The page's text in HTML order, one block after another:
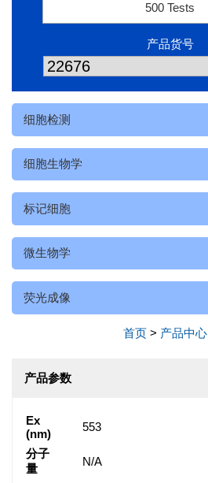
500 Tests
产品货号
细胞检测
细胞生物学
标记细胞
微生物学
荧光成像
首页 > 产品中心
产品参数
Ex
(nm)
553
分子
量
N/A